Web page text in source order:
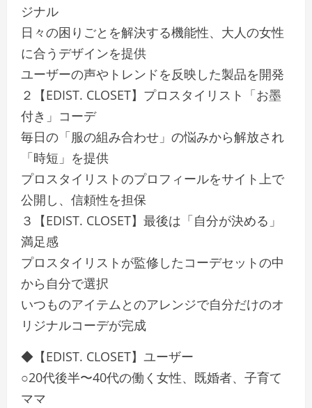
ジナル
日々の困りごとを解決する機能性、大人の女性
に合うデザインを提供
ユーザーの声やトレンドを反映した製品を開発
２【EDIST. CLOSET】プロスタイリスト「お墨
付き」コーデ
毎日の「服の組み合わせ」の悩みから解放され
「時短」を提供
プロスタイリストのプロフィールをサイト上で
公開し、信頼性を担保
３【EDIST. CLOSET】最後は「自分が決める」
満足感
プロスタイリストが監修したコーデセットの中
から自分で選択
いつものアイテムとのアレンジで自分だけのオ
リジナルコーデが完成
◆【EDIST. CLOSET】ユーザー
○20代後半〜40代の働く女性、既婚者、子育て
ママ